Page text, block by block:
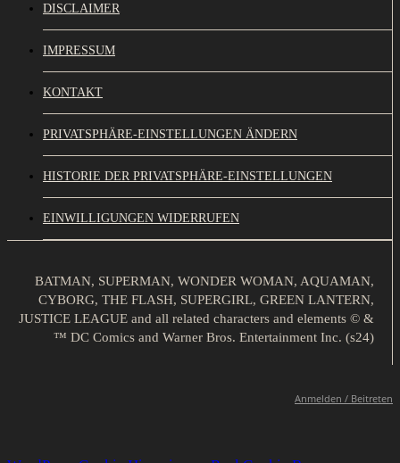
DISCLAIMER
IMPRESSUM
KONTAKT
PRIVATSPHÄRE-EINSTELLUNGEN ÄNDERN
HISTORIE DER PRIVATSPHÄRE-EINSTELLUNGEN
EINWILLIGUNGEN WIDERRUFEN
BATMAN, SUPERMAN, WONDER WOMAN, AQUAMAN,
CYBORG, THE FLASH, SUPERGIRL, GREEN LANTERN,
JUSTICE LEAGUE and all related characters and elements © &
™ DC Comics and Warner Bros. Entertainment Inc. (s24)
Anmelden / Beitreten